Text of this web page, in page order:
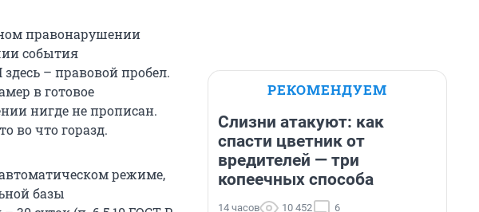
правонарушении
события
– правовой пробел.
в готовое
нигде не прописан.
во что горазд.
режиме,
базы
РЕКОМЕНДУЕМ
Слизни атакуют: как
спасти цветник от
вредителей — три
копеечных способа
14 часов 10 452 6